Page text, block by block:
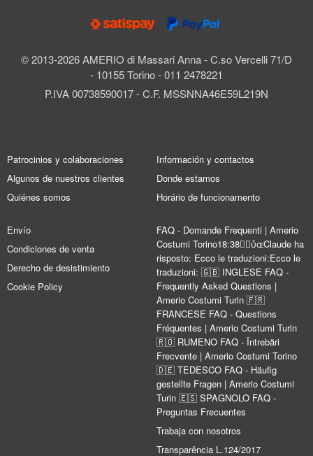
© 2013-2026 AMERIO di Massari Anna - C.so Vercelli 71/D
- 10155 Torino - 011 2478221
P.IVA 00738590017 - C.F. MSSNNA46E59L219N
Patrocinios y colaboraciones
Algunos de nuestros clientes
Quiénes somos
Información y contactos
Donde estamos
Horário de funcionamento
Envío
Condiciones de venta
Derecho de desistimiento
Cookie Policy
FAQ - Domande Frequenti | Amerio
Costumi Torino18:38Claude ha
risposto: Ecco le traduzioni:Ecco le
traduzioni: 🇬🇧 INGLESE FAQ -
Frequently Asked Questions |
Amerio Costumi Turin 🇫🇷
FRANCESE FAQ - Questions
Fréquentes | Amerio Costumi Turin
🇷🇴 RUMENO FAQ - Întrebări
Frecvente | Amerio Costumi Torino
🇩🇪 TEDESCO FAQ - Häufig
gestellte Fragen | Amerio Costumi
Turin 🇪🇸 SPAGNOLO FAQ -
Preguntas Frecuentes
Trabaja con nosotros
Transparência L.124/2017